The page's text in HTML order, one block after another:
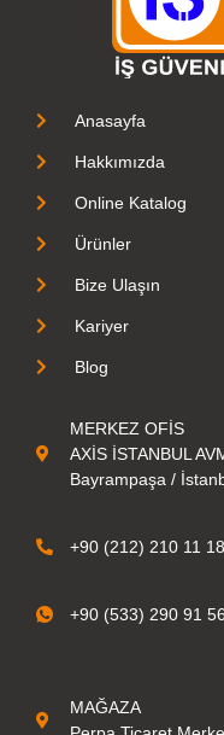
Anasayfa
Hakkımızda
Online Katalog
Ürünler
Bize Ulaşın
Kariyer
Blog
MERKEZ OFİS
AXİS İSTANBUL
Bayrampaşa /
+90 (212) 210 11 18
+90 (533) 290 91 56
MAĞAZA